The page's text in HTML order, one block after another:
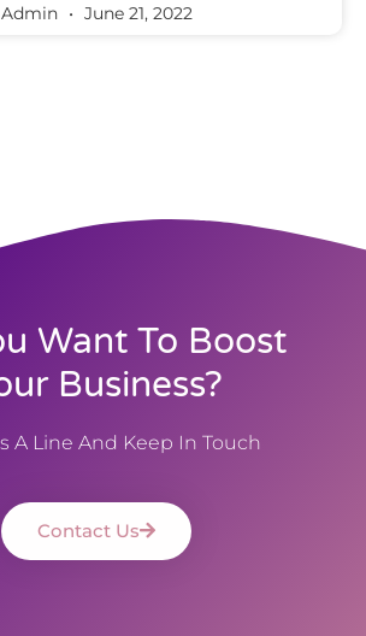
Admin June 21, 2022
Want To Boost
Business?
A Line And Keep In Touch
Contact Us